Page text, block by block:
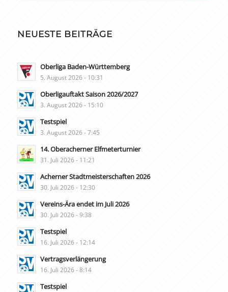
NEUESTE BEITRÄGE
Oberliga Baden-Württemberg
5. August 2026 - 10:31
Oberligauftakt Saison 2026/2027
3. August 2026 - 15:10
Testspiel
3. August 2026 - 7:45
14. Oberacherner Elfmeterturnier
31. Juli 2026 - 11:21
Acherner Stadtmeisterschaften 2026
30. Juli 2026 - 12:30
Vereins-Ära endet im Juli 2026
30. Juli 2026 - 9:38
Testspiel
16. Juli 2026 - 12:14
Vertragsverlängerung
16. Juli 2026 - 8:14
Testspiel